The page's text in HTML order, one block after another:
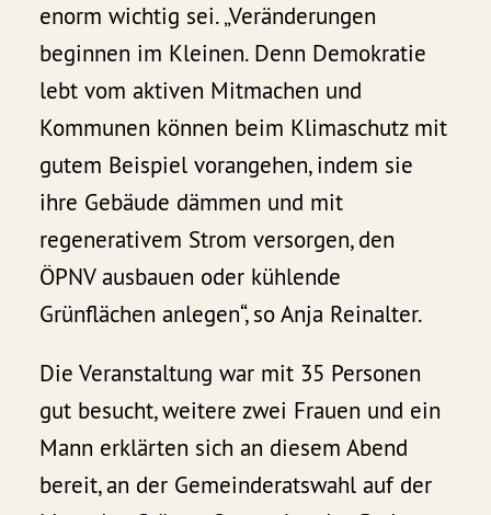
enorm wichtig sei. „Veränderungen
beginnen im Kleinen. Denn Demokratie
lebt vom aktiven Mitmachen und
Kommunen können beim Klimaschutz mit
gutem Beispiel vorangehen, indem sie
ihre Gebäude dämmen und mit
regenerativem Strom versorgen, den
ÖPNV ausbauen oder kühlende
Grünflächen anlegen“, so Anja Reinalter.
Die Veranstaltung war mit 35 Personen
gut besucht, weitere zwei Frauen und ein
Mann erklärten sich an diesem Abend
bereit, an der Gemeinderatswahl auf der